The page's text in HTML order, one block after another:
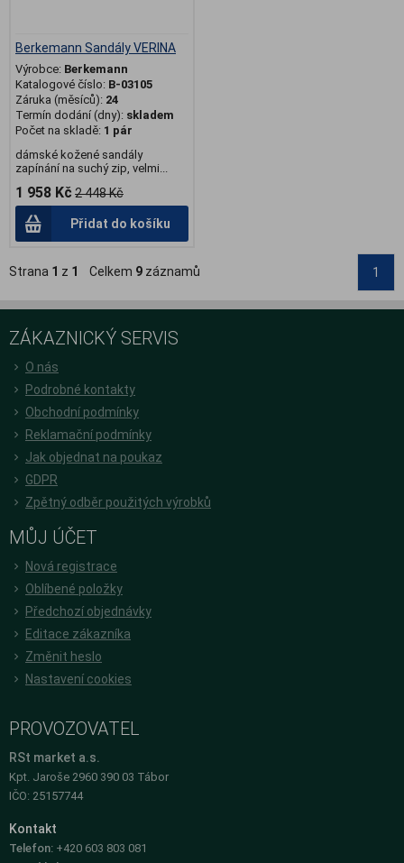
Berkemann Sandály VERINA
Výrobce: Berkemann
Katalogové číslo: B-03105
Záruka (měsíců): 24
Termín dodání (dny): skladem
Počet na skladě: 1 pár
dámské kožené sandály
zapínání na suchý zip, velmi...
1 958 Kč 2 448 Kč
Přidat do košíku
Strana 1 z 1 Celkem 9 záznamů 1
ZÁKAZNICKÝ SERVIS
O nás
Podrobné kontakty
Obchodní podmínky
Reklamační podmínky
Jak objednat na poukaz
GDPR
Zpětný odběr použitých výrobků
MŮJ ÚČET
Nová registrace
Oblíbené položky
Předchozí objednávky
Editace zákazníka
Změnit heslo
Nastavení cookies
PROVOZOVATEL
RSt market a.s.
Kpt. Jaroše 2960 390 03 Tábor
IČO: 25157744
Kontakt
Telefon: +420 603 803 081